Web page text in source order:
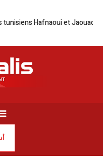
Hafnaoui et Jaouadi Kteb